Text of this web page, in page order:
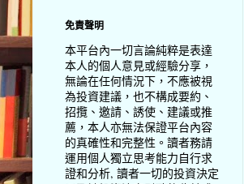
免責聲明
本平台內一切言論純粹是表達
本人的個人意見或經驗分享，
無論在任何情況下，不應被視
為投資建議，也不構成要約、
招攬、邀請、誘使、建議或推
薦，本人亦無法保證平台內容
的真確性和完整性。讀者務請
運用個人獨立思考能力自行求
證和分析, 讀者一切的投資決定